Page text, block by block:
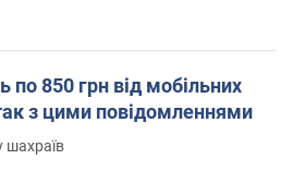
по 850 грн від мобільних
з цими повідомленнями
шахраїв